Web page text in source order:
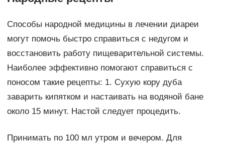
Способы народной медицины в лечении диареи
могут помочь быстро справиться с недугом и
восстановить работу пищеварительной системы.
Наиболее эффективно помогают справиться с
поносом такие рецепты: 1. Сухую кору дуба
заварить кипятком и настаивать на водяной бане
около 15 минут. Настой следует процедить.
Принимать по 100 мл утром и вечером. Для